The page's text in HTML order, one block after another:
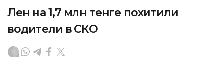
Лен на 1,7 млн тенге похитили
водители в СКО